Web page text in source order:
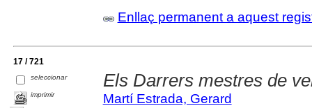
Enllaç permanent a aquest
17 / 721
seleccionar
imprimir
Els Darrers mestres de
Martí Estrada, Gerard